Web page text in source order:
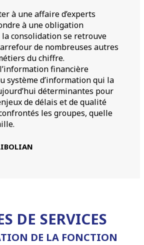
à une affaire d’experts
à une obligation
consolidation se retrouve
de nombreuses autres
du chiffre.
financière
système d’information qui la
déterminantes pour
de délais et de qualité
les groupes, quelle
DE SERVICES
DE LA FONCTION